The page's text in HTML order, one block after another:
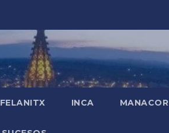
FELANITX INCA MANACOR